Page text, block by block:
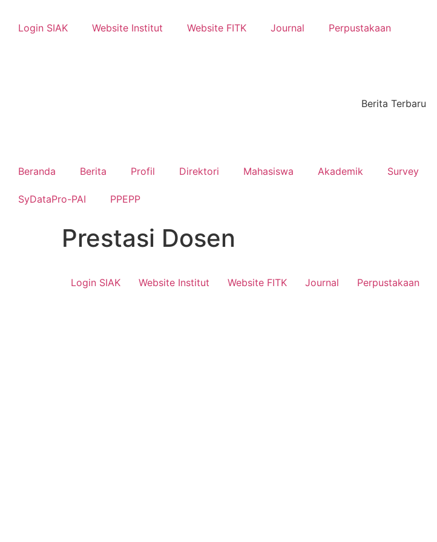
Login SIAK Website Institut Website FITK Journal Perpustakaan
Berita Terbaru
Beranda Berita Profil Direktori Mahasiswa Akademik Survey
SyDataPro-PAI PPEPP
Prestasi Dosen
Login SIAK Website Institut Website FITK Journal Perpustakaan